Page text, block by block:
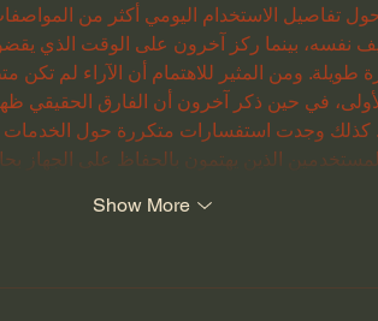
تفاصيل الاستخدام اليومي أكثر من
نفسه، بينما ركز آخرون على الوقت الذي
طويلة. ومن المثير للاهتمام أن الآراء لم تكن
في حين ذكر آخرون أن الفارق الحقيقي
كذلك وجدت استفسارات متكررة حول الخدمات
الذين يهتمون بالحفاظ على الجهاز
Show More